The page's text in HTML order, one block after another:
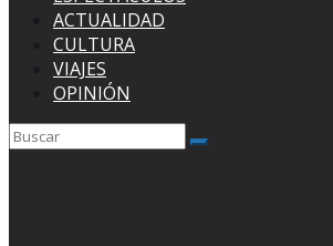
ACTUALIDAD
CULTURA
VIAJES
OPINIÓN